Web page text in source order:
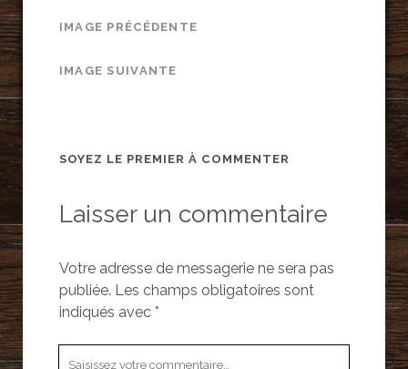
IMAGE PRÉCÉDENTE
IMAGE SUIVANTE
SOYEZ LE PREMIER À COMMENTER
Laisser un commentaire
Votre adresse de messagerie ne sera pas
publiée. Les champs obligatoires sont
indiqués avec *